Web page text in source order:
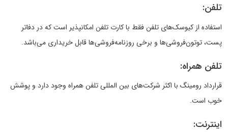
تلفن:
استفاده از کیوسک‌های تلفن فقط با کارت تلفن امکانپذیر است که در دفاتر
پست، توتون‌فروشی‌ها و برخی روزنامه‌فروشی‌ها قابل خریداری می‌باشد.
تلفن همراه:
قرارداد رومینگ با اکثر شرکت‌های بین المللی تلفن همراه وجود دارد و پوشش
خوب است.
اینترنت: